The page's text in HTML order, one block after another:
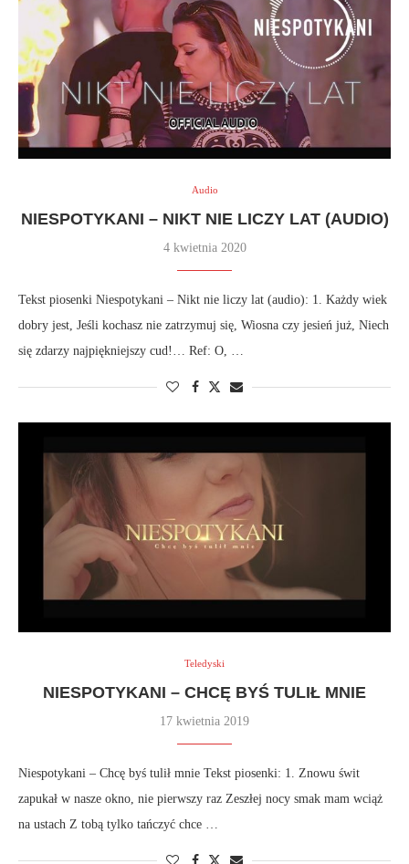
Audio
NIESPOTYKANI – NIKT NIE LICZY LAT (AUDIO)
4 kwietnia 2020
Tekst piosenki Niespotykani – Nikt nie liczy lat (audio): 1. Każdy wiek
dobry jest, Jeśli kochasz nie zatrzymuj się, Wiosna czy jesień już, Niech
się zdarzy najpiękniejszy cud!… Ref: O, …
Teledyski
NIESPOTYKANI – CHCĘ BYŚ TULIŁ MNIE
17 kwietnia 2019
Niespotykani – Chcę byś tulił mnie Tekst piosenki: 1. Znowu świt
zapukał w nasze okno, nie pierwszy raz Zeszłej nocy smak mam wciąż
na ustach Z tobą tylko tańczyć chce …